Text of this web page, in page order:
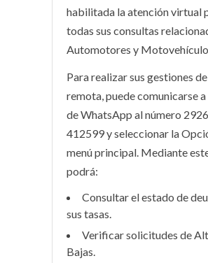
habilitada la atención virtual
todas sus consultas
Automotores y
Para realizar sus gestiones
remota, puede comunicarse
de WhatsApp al número
412599y seleccionar la
menú principal. Mediante
podrá:
Consultar el estado de
sus tasas.
Verificar solicitudes de
Bajas.